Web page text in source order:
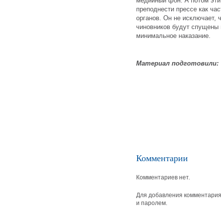
преподнести прессе как
органов. Он не исключает,
чиновников будут
минимальное наказание.
Материал подготовили:
Комментарии
Комментариев нет.
Для добавления
и паролем.